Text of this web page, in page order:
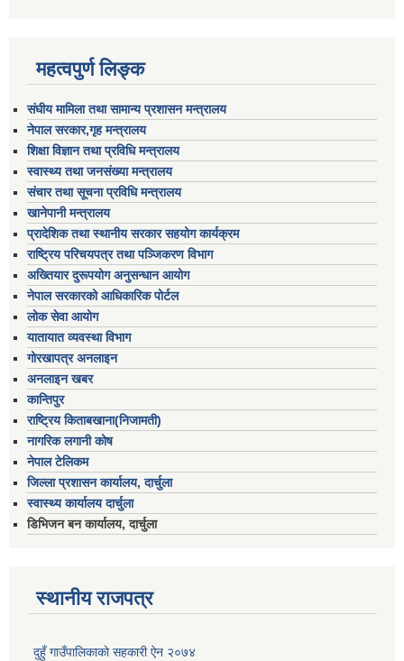
महत्वपुर्ण लिङ्क
संघीय मामिला तथा सामान्य प्रशासन मन्त्रालय
नेपाल सरकार,गृह मन्त्रालय
शिक्षा विज्ञान तथा प्रविधि मन्त्रालय
स्वास्थ्य तथा जनसंख्या मन्त्रालय
संचार तथा सूचना प्रविधि मन्त्रालय
खानेपानी मन्त्रालय
प्रादेशिक तथा स्थानीय सरकार सहयोग कार्यक्रम
राष्ट्रिय परिचयपत्र तथा पञ्जिकरण विभाग
अख्तियार दुरूपयोग अनुसन्धान आयोग
नेपाल सरकारको आधिकारिक पोर्टल
लोक सेवा आयोग
यातायात व्यवस्था विभाग
गोरखापत्र अनलाइन
अनलाइन खबर
कान्तिपुर
राष्ट्रिय किताबखाना(निजामती)
नागरिक लगानी कोष
नेपाल टेलिकम
जिल्ला प्रशासन कार्यालय, दार्चुला
स्वास्थ्य कार्यालय दार्चुला
डिभिजन बन कार्यालय, दार्चुला
स्थानीय राजपत्र
दुहुँ गाउँपालिकाको सहकारी ऐन २०७४